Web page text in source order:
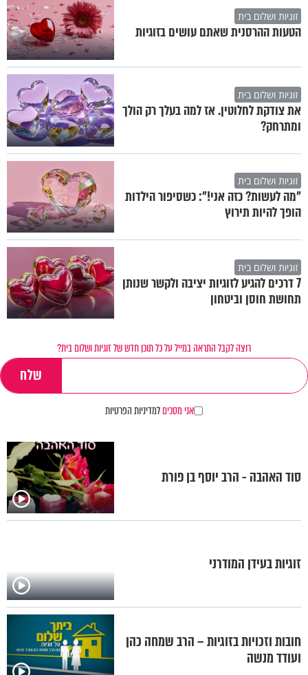
זוגיות ושלום בית
הטעות ההרסנית שאתם עושים בזוגיות
זוגיות ושלום בית
את צודקת לחלוטין. אז למה בעלך רק הולך
ומתרחק?
זוגיות ושלום בית
"מה לעשות? כזה אני!": כשסיפור הילדות
הופך להיות תירוץ
זוגיות ושלום בית
7 דרכים להגיע לזוגיות יציבה ולקשר שנותן
תחושת חוסן וביטחון
רוצה לקבל התראה במייל על כל תוכן חדש של זוגיות ושלום בית?
אני מסכיםלמדיניות הפרטיות
סוד האהבה - הרב יוסף בן פורת
זוגיות בעידן המודרני
חובות וזכויות בזוגיות – הרב שמחה כהן
ועודד מנשה